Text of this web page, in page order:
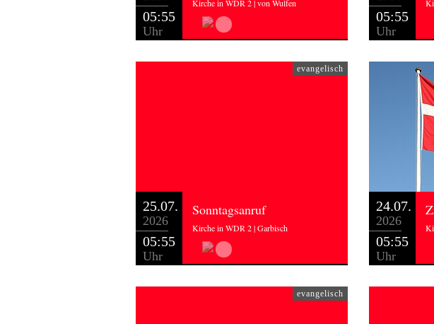
05:55
Uhr
Kirche in WDR 2 | von Wulfen
05:55
Uhr
evangelisch
25.07.
2026
05:55
Uhr
Sonntagsanruf
Kirche in WDR 2 | Garbisch
24.07.
2026
05:55
Uhr
evangelisch